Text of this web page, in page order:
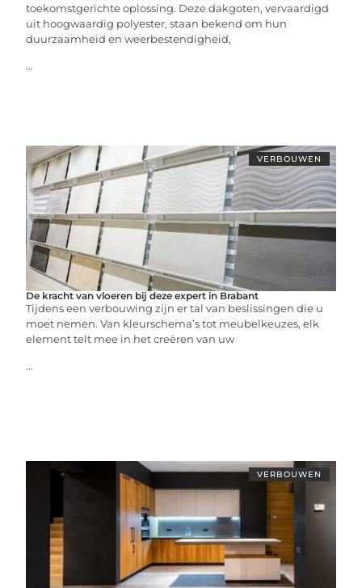
toekomstgerichte oplossing. Deze dakgoten, vervaardigd
uit hoogwaardig polyester, staan bekend om hun
duurzaamheid en weerbestendigheid,
...
VERBOUWEN
De kracht van vloeren bij deze expert in Brabant
Tijdens een verbouwing zijn er tal van beslissingen die u
moet nemen. Van kleurschema’s tot meubelkeuzes, elk
element telt mee in het creëren van uw
...
VERBOUWEN